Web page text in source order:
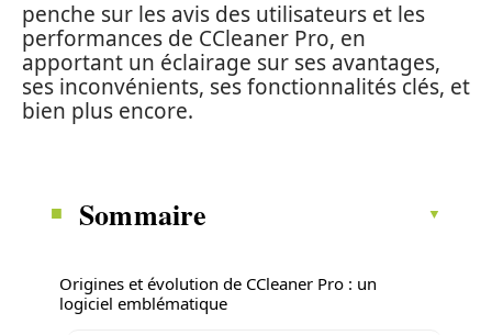
penche sur les avis des utilisateurs et les
performances de CCleaner Pro, en
apportant un éclairage sur ses avantages,
ses inconvénients, ses fonctionnalités clés, et
bien plus encore.
Sommaire
Origines et évolution de CCleaner Pro : un
logiciel emblématique